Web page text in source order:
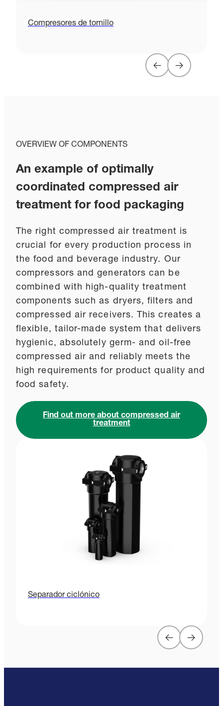
Compresores de tornillo
OVERVIEW OF COMPONENTS
An example of optimally
coordinated compressed air
treatment for food packaging
The right compressed air treatment is
crucial for every production process in
the food and beverage industry. Our
compressors and generators can be
combined with high-quality treatment
components such as dryers, filters and
compressed air receivers. This creates a
flexible, tailor-made system that delivers
hygienic, absolutely germ- and oil-free
compressed air and reliably meets the
high requirements for product quality and
food safety.
Find out more about compressed air
treatment
Separador ciclónico